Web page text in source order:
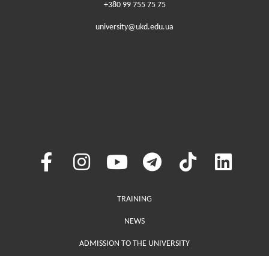
+380 99 755 75 75
university@ukd.edu.ua
Меню у хедері
TRAINING
NEWS
ADMISSION TO THE UNIVERSITY